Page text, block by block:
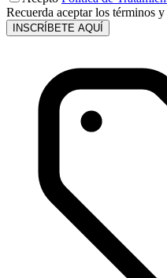
Recuerda aceptar los términos
INSCRÍBETE AQUÍ